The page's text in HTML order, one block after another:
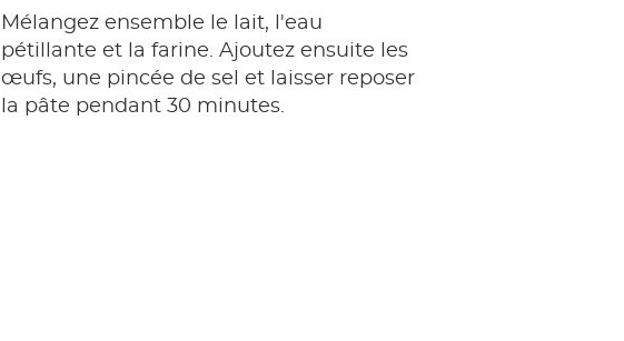
Mélangez ensemble le lait, l'eau
pétillante et la farine. Ajoutez ensuite les
œufs, une pincée de sel et laisser reposer
la pâte pendant 30 minutes.